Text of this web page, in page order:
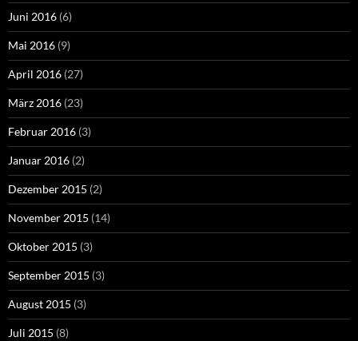
Juni 2016 (6)
Mai 2016 (9)
April 2016 (27)
März 2016 (23)
Februar 2016 (3)
Januar 2016 (2)
Dezember 2015 (2)
November 2015 (14)
Oktober 2015 (3)
September 2015 (3)
August 2015 (3)
Juli 2015 (8)